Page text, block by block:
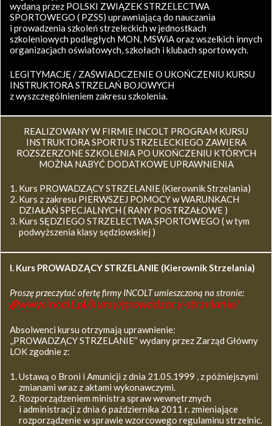
wydaną przez POLSKI ZWIĄZEK STRZELECTWA
SPORTOWEGO ( PZSS) uprawniającą do nauczania
i prowadzenia szkoleń strzeleckich w jednostkach
szkoleniowych podległych MON, MSWiA oraz wszelkich innych
organizacjach oświatowych, szkołach i klubach sportowych.
LEGITYMACJĘ / ZAŚWIADCZENIE O UKOŃCZENIU KURSU
INSTRUKTORA STRZELAŃ BOJOWYCH
z wyszczególnieniem zakresu szkolenia.
REALIZOWANY W FIRMIE INCOLT PROGRAM KURSU
INSTRUKTORA SPORTU STRZELECKIEGO ZAWIERA
ROZSZERZONE SZKOLENIA PO UKOŃCZENIU KTÓRYCH
MOŻNA NABYĆ DODATKOWE UPRAWNIENIA
Kurs PROWADZĄCY STRZELANIE (Kierownik Strzelania)
Kurs z zakresu PIERWSZEJ POMOCY w WARUNKACH
DZIAŁAŃ SPECJALNYCH ( RANY POSTRZAŁOWE )
Kurs SĘDZIEGO STRZELECTWA SPORTOWEGO ( w tym
podwyższenia klasy sędziowskiej )
I. Kurs PROWADZĄCY STRZELANIE (Kierownik Strzelania)
Proszę przeczytać ofertę firmy INCOLT umieszczoną na stronie:
www.incolt.pl/kursy/prowadzacy-strzelanie/
Absolwenci kursu otrzymają uprawnienie:
,,PROWADZĄCY STRZELANIE’’ wydany przez Zarząd Główny
LOK zgodnie z:
Ustawą o Broni i Amunicji z dnia 21.05.1999 , z późniejszymi
zmianami wraz z aktami wykonawczymi.
Rozporządzeniem ministra spraw wewnętrznych
i administracji z dnia 6 października 2011 r. zmieniające
rozporządzenie w sprawie wzorcowego regulaminu strzelnic.